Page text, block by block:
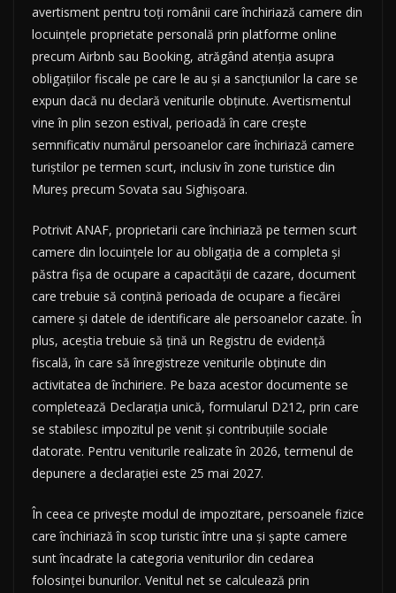
avertisment pentru toți românii care închiriază camere din
locuințele proprietate personală prin platforme online
precum Airbnb sau Booking, atrăgând atenția asupra
obligațiilor fiscale pe care le au și a sancțiunilor la care se
expun dacă nu declară veniturile obținute. Avertismentul
vine în plin sezon estival, perioadă în care crește
semnificativ numărul persoanelor care închiriază camere
turiștilor pe termen scurt, inclusiv în zone turistice din
Mureș precum Sovata sau Sighișoara.
Potrivit ANAF, proprietarii care închiriază pe termen scurt
camere din locuințele lor au obligația de a completa și
păstra fișa de ocupare a capacității de cazare, document
care trebuie să conțină perioada de ocupare a fiecărei
camere și datele de identificare ale persoanelor cazate. În
plus, aceștia trebuie să țină un Registru de evidență
fiscală, în care să înregistreze veniturile obținute din
activitatea de închiriere. Pe baza acestor documente se
completează Declarația unică, formularul D212, prin care
se stabilesc impozitul pe venit și contribuțiile sociale
datorate. Pentru veniturile realizate în 2026, termenul de
depunere a declarației este 25 mai 2027.
În ceea ce privește modul de impozitare, persoanele fizice
care închiriază în scop turistic între una și șapte camere
sunt încadrate la categoria veniturilor din cedarea
folosinței bunurilor. Venitul net se calculează prin